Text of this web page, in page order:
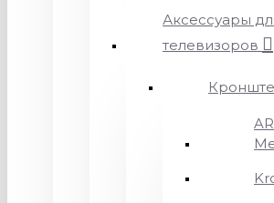
Аксессуары
телевизоров